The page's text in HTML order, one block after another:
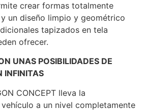
crear formas totalmente
un diseño limpio y geométrico
tapizados en tela
ofrecer.
UNAS POSIBILIDADES DE
INFINITAS
CONCEPT lleva la
a un nivel completamente